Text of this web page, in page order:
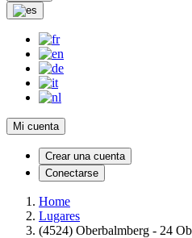
Mi cuenta
Crear una cuenta
Conectarse
Home
Lugares
(4524) Oberbalmberg - 24